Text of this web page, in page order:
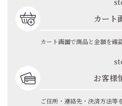
カート
カート画面で商品と金額を確
お客様
ご住所・連絡先・決済方法等